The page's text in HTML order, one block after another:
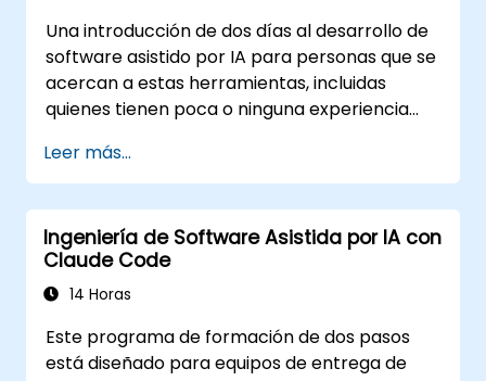
Una introducción de dos días al desarrollo de
software asistido por IA para personas que se
acercan a estas herramientas, incluidas
quienes tienen poca o ninguna experiencia
las herramientas, cómo dirigir sus respuestas
mediante instrucciones (prompts) y cómo
aplicarlas en tareas habituales: crear un
pequeño proyecto desde cero, trabajar
dentro de una base de código existente y
revisar los resultados. El contenido es
aplica a Cursor, Claude Code, Copilot y
herramientas similares. Este curso da lugar al
Leer más...
Ingeniería de Software Asistida por IA con
Claude Code
14 Horas
Este programa de formación de dos pasos
está diseñado para equipos de entrega de